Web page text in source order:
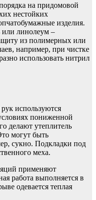
на придомовой
нестойких
изделия.
или линолеум –
из полимерных или
например, при чистке
использовать нитрил
используются
пониженной
делают утеплитель
могут быть
сукно. Подкладки под
меха.
применяют
работа выполняется в
одевается теплая